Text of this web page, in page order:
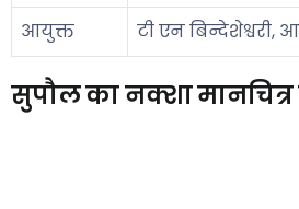
आयुक्त
टी एन बिन्देशेश्वरी,
सुपौल का नक्शा